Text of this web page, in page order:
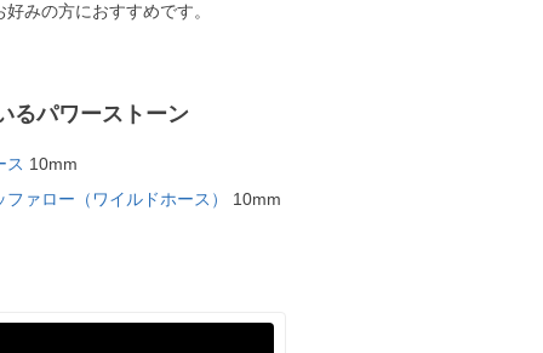
みの方におすすめです。
るパワーストーン
ス 10mm
ァロー（ワイルドホース）
10mm